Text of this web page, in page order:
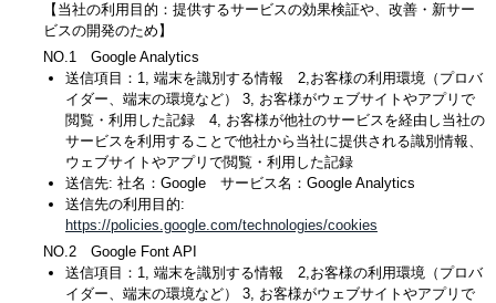
【当社の利用目的：提供するサービスの効果検証や、改善・新サー
ビスの開発のため】
NO.1 Google Analytics
送信項目：1, 端末を識別する情報 2,お客様の利用環境（プロバ
イダー、端末の環境など） 3, お客様がウェブサイトやアプリで
閲覧・利用した記録 4, お客様が他社のサービスを経由し当社の
サービスを利用することで他社から当社に提供される識別情報、
ウェブサイトやアプリで閲覧・利用した記録
送信先: 社名：Google サービス名：Google Analytics
送信先の利用目的:
https://policies.google.com/technologies/cookies
NO.2 Google Font API
送信項目：1, 端末を識別する情報 2,お客様の利用環境（プロバ
イダー、端末の環境など） 3, お客様がウェブサイトやアプリで